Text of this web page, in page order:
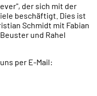
der sich mit der
beschäftigt. Dies ist
Schmidt mit Fabian
und Rahel
per E-Mail: